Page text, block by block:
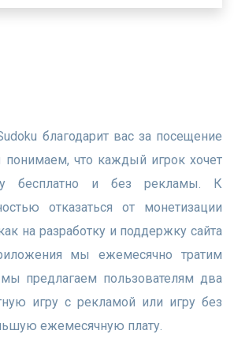
что каждый игрок хочет
бесплатно и без рекламы. К
отказаться от монетизации
на разработку и поддержку сайта
мы ежемесячно тратим
предлагаем пользователям два
игру с рекламой или игру без
ежемесячную плату.